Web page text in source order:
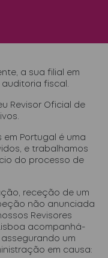
a sua filial em
fiscal.
Revisor Oficial de
Portugal é uma
e trabalhamos
do processo de
receção de um
não anunciada
Revisores
acompanhá-
um
em causa: